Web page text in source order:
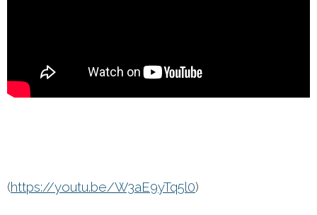
(https://youtu.be/W3aE9yTq5l0)